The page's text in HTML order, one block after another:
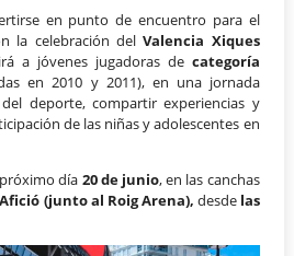
en punto de encuentro para el
la celebración delValencia Xiques
a jóvenes jugadoras de categoría
en 2010 y 2011), en una jornada
deporte, compartir experiencias y
de las niñas y adolescentes en
día 20 de junio, en las canchas
(junto al Roig Arena), desde las